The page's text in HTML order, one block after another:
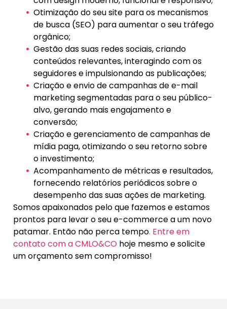
Otimização do seu site para os mecanismos
de busca (SEO) para aumentar o seu tráfego
orgânico;
Gestão das suas redes sociais, criando
conteúdos relevantes, interagindo com os
seguidores e impulsionando as publicações;
Criação e envio de campanhas de e-mail
marketing segmentadas para o seu público-
alvo, gerando mais engajamento e
conversão;
Criação e gerenciamento de campanhas de
mídia paga, otimizando o seu retorno sobre
o investimento;
Acompanhamento de métricas e resultados,
fornecendo relatórios periódicos sobre o
desempenho das suas ações de marketing.
Somos apaixonados pelo que fazemos e estamos
prontos para levar o seu e-commerce a um novo
patamar. Então não perca tempo. Entre em
contato com a CMLO&CO hoje mesmo e solicite
um orçamento sem compromisso!